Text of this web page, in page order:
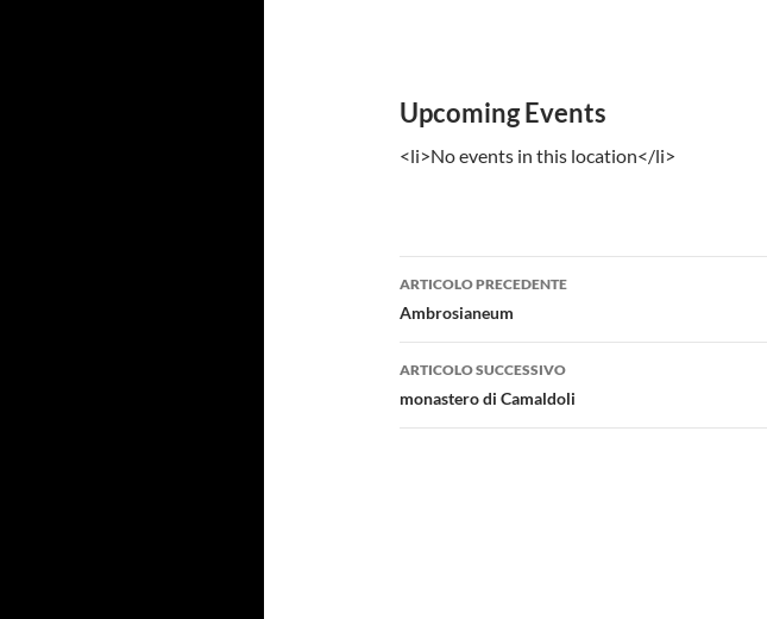
Upcoming Events
<li>No events in this location</li>
Navigazione
articolo
ARTICOLO PRECEDENTE
Ambrosianeum
ARTICOLO SUCCESSIVO
monastero di Camaldoli